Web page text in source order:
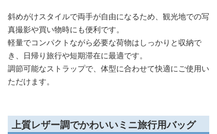
斜めがけスタイルで両手が自由になるため、観光地での写
真撮影や買い物時にも便利です。
軽量でコンパクトながら必要な荷物はしっかりと収納で
き、日帰り旅行や短期滞在に最適です。
調節可能なストラップで、体型に合わせて快適にご使用い
ただけます。
上質レザー調でかわいいミニ旅行用バッグ